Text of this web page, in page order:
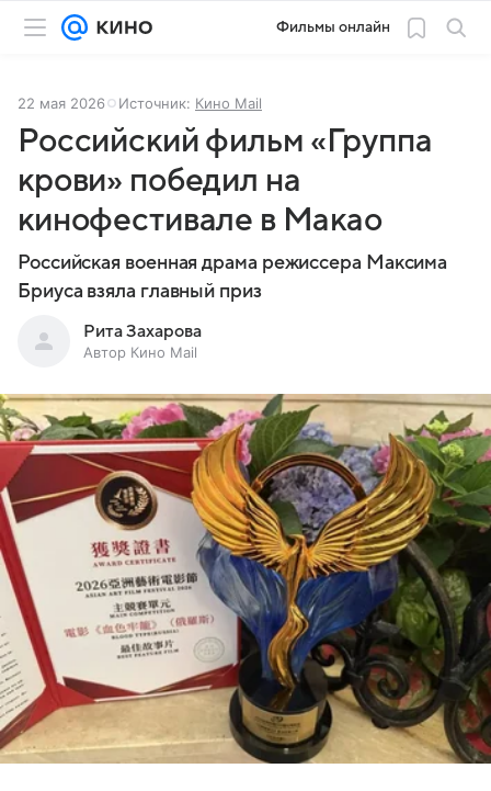
Фильмы онлайн
22 мая 2026 Источник: Кино Mail
Российский фильм «Группа
крови» победил на
кинофестивале в Макао
Российская военная драма режиссера Максима
Бриуса взяла главный приз
Рита Захарова
Автор Кино Mail